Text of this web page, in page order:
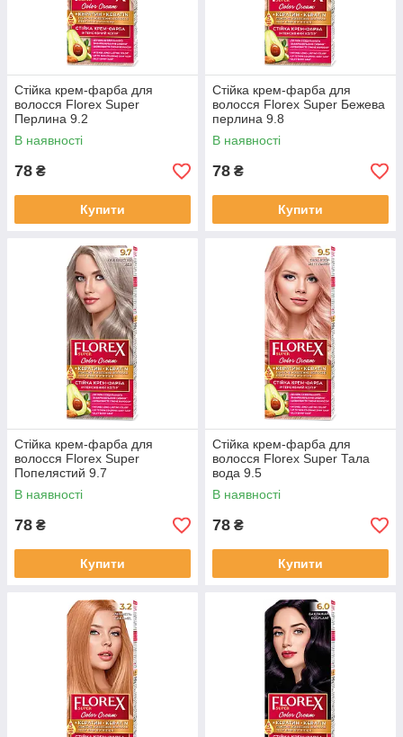
Стійка крем-фарба для
волосся Florex Super
Перлина 9.2
В наявності
78 ₴
Купити
Стійка крем-фарба для
волосся Florex Super Бежева
перлина 9.8
В наявності
78 ₴
Купити
Стійка крем-фарба для
волосся Florex Super
Попелястий 9.7
В наявності
78 ₴
Купити
Стійка крем-фарба для
волосся Florex Super Тала
вода 9.5
В наявності
78 ₴
Купити